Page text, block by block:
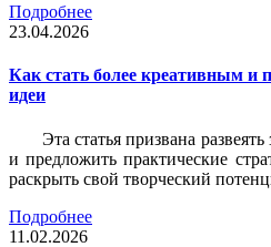
Подробнее
23.04.2026
Как стать более креативным и
идеи
Эта статья призвана
и предложить практические
раскрыть свой творческий
Подробнее
11.02.2026